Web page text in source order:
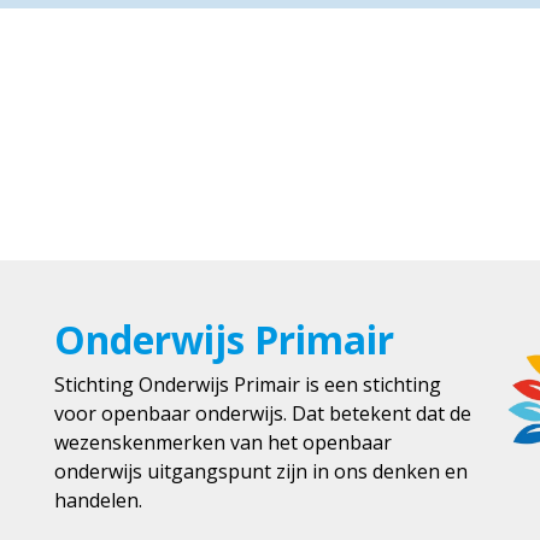
Onderwijs Primair
Stichting Onderwijs Primair is een stichting
voor openbaar onderwijs. Dat betekent dat de
wezenskenmerken van het openbaar
onderwijs uitgangspunt zijn in ons denken en
handelen.